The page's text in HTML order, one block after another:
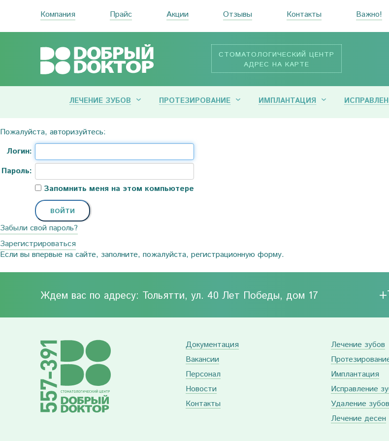
Компания Прайс Акции Отзывы Контакты Важно!
СТОМАТОЛОГИЧЕСКИЙ ЦЕНТР
АДРЕС НА КАРТЕ
ЛЕЧЕНИЕ ЗУБОВ ПРОТЕЗИРОВАНИЕ ИМПЛАНТАЦИЯ
Пожалуйста, авторизуйтесь:
Логин:
Пароль:
Запомнить меня на этом компьютере
Забыли свой пароль?
Зарегистрироваться
Если вы впервые на сайте, заполните, пожалуйста, регистрационную форму.
Ждем вас по адресу: Тольятти, ул. 40 Лет Победы, дом 17
Документация
Вакансии
Персонал
Новости
Контакты
Лечение зубов
Имплантация
Исправление
Удаление зубов
Лечение десен